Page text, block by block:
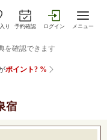
り 予約確認 ログイン メニュー
宿